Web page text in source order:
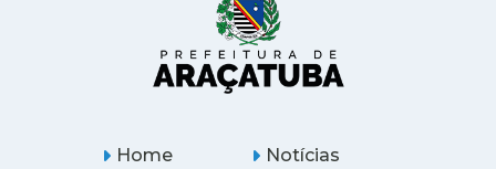
Home
Notícias